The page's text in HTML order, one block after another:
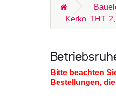
Kerko, THT,
Bitte beachten
Bestellungen,